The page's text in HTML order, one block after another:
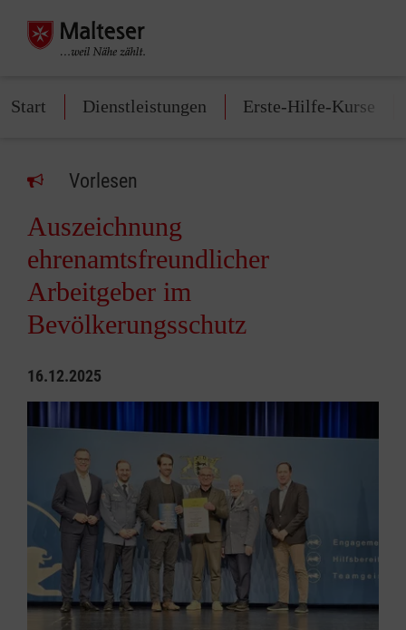
Start Dienstleistungen Erste-Hilfe-Kurse
Vorlesen
Auszeichnung
ehrenamtsfreundlicher
Arbeitgeber im
Bevölkerungsschutz
16.12.2025